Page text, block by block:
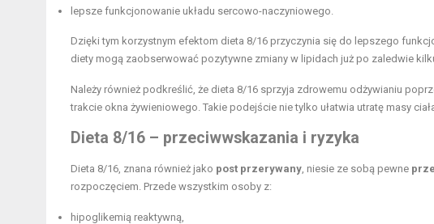
lepsze funkcjonowanie układu sercowo-naczyniowego.
Dzięki tym korzystnym efektom dieta 8/16 przyczynia się do lepszego
diety mogą zaobserwować pozytywne zmiany w lipidach już po zaledwie
Należy również podkreślić, że dieta 8/16 sprzyja zdrowemu odżywianiu
trakcie okna żywieniowego. Takie podejście nie tylko ułatwia utratę masy
Dieta 8/16 – przeciwwskazania i ryzyka
Dieta 8/16, znana również jako post przerywany , niesie ze sobą pewne
rozpoczęciem. Przede wszystkim osoby z:
hipoglikemią reaktywną,